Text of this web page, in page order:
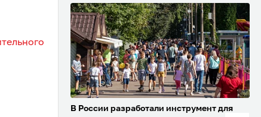
В России разработали инструмент для